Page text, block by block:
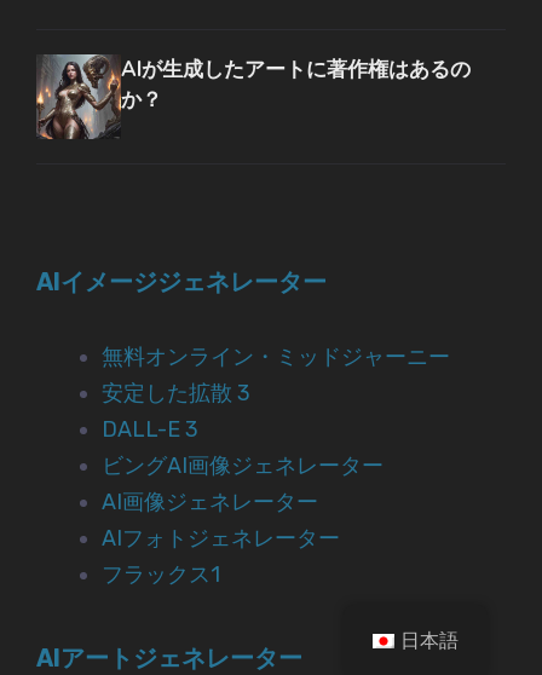
AIが生成したアートに著作権はあるの
か？
AIイメージジェネレーター
無料オンライン・ミッドジャーニー
安定した拡散 3
DALL-E 3
ビングAI画像ジェネレーター
AI画像ジェネレーター
AIフォトジェネレーター
フラックス1
AIアートジェネレーター
日本語